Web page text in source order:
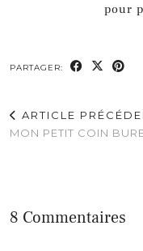
pour
PARTAGER:
ARTICLE
MON PETIT COIN
8 Commentaires